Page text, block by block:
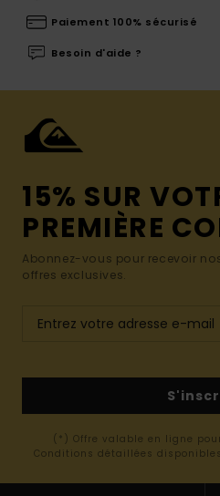
Paiement 100% sécurisé
Besoin d'aide ?
15% SUR
PREMIÈRE
Abonnez-vous pour recevoir
offres exclusives.
(*) Offre valable en ligne
Conditions détaillées